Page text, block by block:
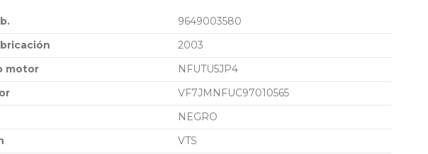
9649003580
2003
motor
NFUTU5JP4
VF7JMNFUC97010565
NEGRO
VTS